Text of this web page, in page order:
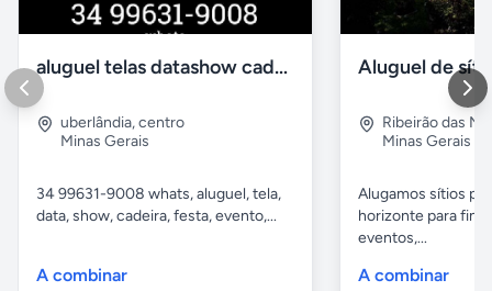
aluguel telas datashow cadeiras uberlândia
uberlândia,centro
Minas Gerais
34 99631-9008 whats, aluguel, tela,
data, show, cadeira, festa, evento,...
A combinar
Ribeirão das
Minas Gerais
Alugamos sítios
horizonte para
eventos,...
A combinar